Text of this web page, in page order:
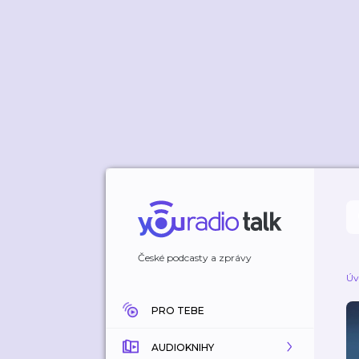
České podcasty a zprávy
PRO TEBE
AUDIOKNIHY